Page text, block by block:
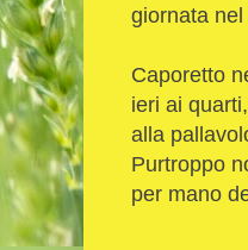
giornata
Caporetto
ieri ai
alla
Purtroppo
per mano